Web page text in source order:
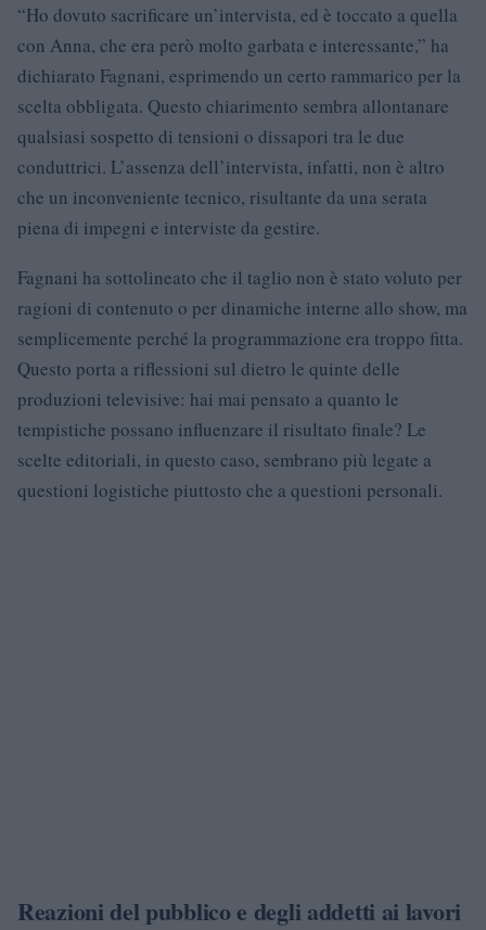
“Ho dovuto sacrificare un’intervista, ed è toccato a quella
con Anna, che era però molto garbata e interessante,” ha
dichiarato Fagnani, esprimendo un certo rammarico per la
scelta obbligata. Questo chiarimento sembra allontanare
qualsiasi sospetto di tensioni o dissapori tra le due
conduttrici. L’assenza dell’intervista, infatti, non è altro
che un inconveniente tecnico, risultante da una serata
piena di impegni e interviste da gestire.
Fagnani ha sottolineato che il taglio non è stato voluto per
ragioni di contenuto o per dinamiche interne allo show, ma
semplicemente perché la programmazione era troppo fitta.
Questo porta a riflessioni sul dietro le quinte delle
produzioni televisive: hai mai pensato a quanto le
tempistiche possano influenzare il risultato finale? Le
scelte editoriali, in questo caso, sembrano più legate a
questioni logistiche piuttosto che a questioni personali.
Reazioni del pubblico e degli addetti ai lavori